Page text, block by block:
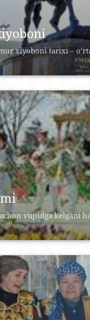
xiyoboni tarixi –
vujudga kelgani